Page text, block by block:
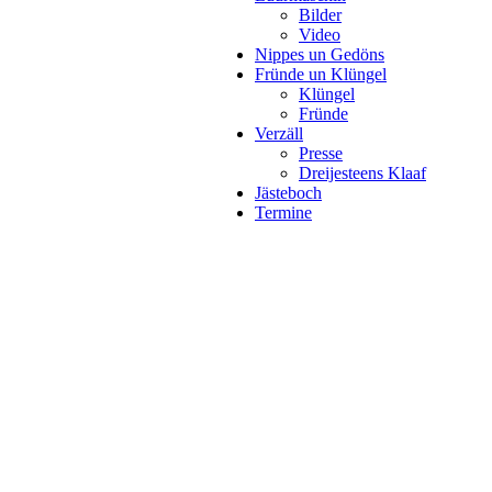
Bilder
Video
Nippes un Gedöns
Fründe un Klüngel
Klüngel
Fründe
Verzäll
Presse
Dreijesteens Klaaf
Jästeboch
Termine